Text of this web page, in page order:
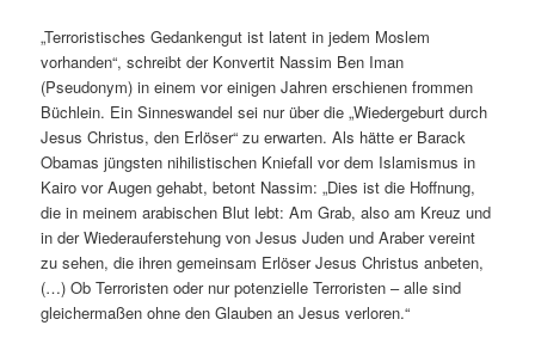
„Terroristisches Gedankengut ist latent in jedem Moslem
vorhanden“, schreibt der Konvertit Nassim Ben Iman
(Pseudonym) in einem vor einigen Jahren erschienen frommen
Büchlein. Ein Sinneswandel sei nur über die „Wiedergeburt durch
Jesus Christus, den Erlöser“ zu erwarten. Als hätte er Barack
Obamas jüngsten nihilistischen Kniefall vor dem Islamismus in
Kairo vor Augen gehabt, betont Nassim: „Dies ist die Hoffnung,
die in meinem arabischen Blut lebt: Am Grab, also am Kreuz und
in der Wiederauferstehung von Jesus Juden und Araber vereint
zu sehen, die ihren gemeinsam Erlöser Jesus Christus anbeten,
(…) Ob Terroristen oder nur potenzielle Terroristen – alle sind
gleichermaßen ohne den Glauben an Jesus verloren.“